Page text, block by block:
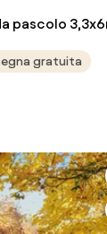
pascolo
PVC,
- (99541)
gratuita